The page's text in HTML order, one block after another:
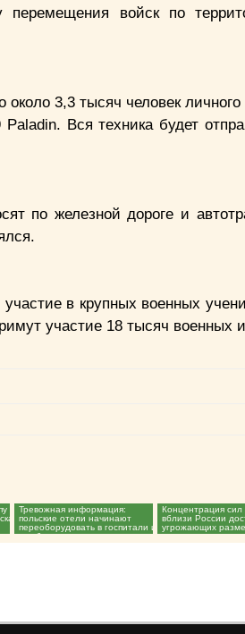
перемещения войск по
3,3 тысяч человек
Вся техника будет
по железной дороге и
участие в крупных военных
участие 18 тысяч военных
в
Тревожная информация:
польские отели начинают
переоборудовать в госпитали и
штабы...
Концентрация
вблизи России
угрожающих